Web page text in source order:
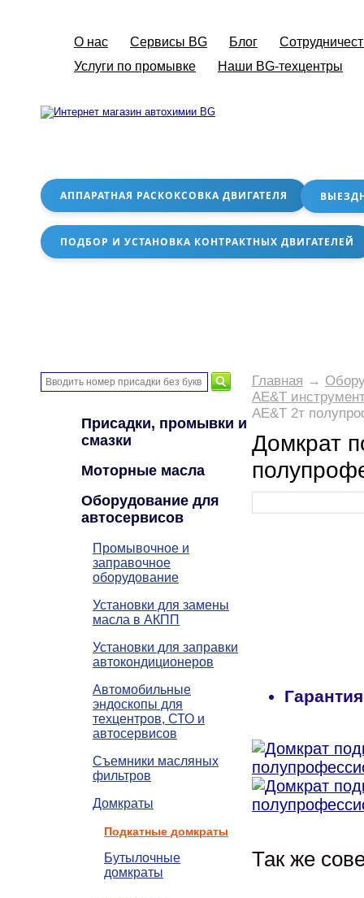
О нас Сервисы BG Блог
Услуги по промывке
Наши BG-техцентры
АППАРАТНАЯ РАСКОКСОВКА ДВИГАТЕЛЯ
ПОДБОР И УСТАНОВКА КОНТРАКТНЫХ ДВИГАТЕЛЕЙ
Главная →
AE&T
AE&T 2т
Домкрат
Гарантия
Так же
Присадки, промывки и
смазки
Моторные масла
Оборудование для
автосервисов
Промывочное и
заправочное
оборудование
Установки для замены
масла в АКПП
Установки для заправки
автокондиционеров
Автомобильные
эндоскопы для
техцентров, СТО и
автосервисов
Съемники масляных
фильтров
Домкраты
Подкатные домкраты
Бутылочные
домкраты